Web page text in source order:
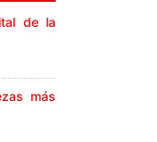
de la
más